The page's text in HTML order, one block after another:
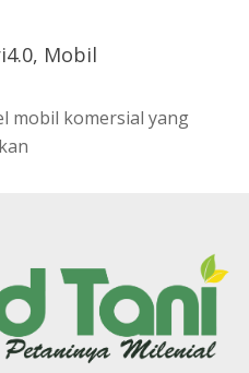
Mobil
mobil komersial yang